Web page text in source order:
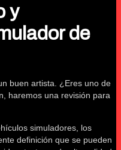
y
de
buen artista. ¿Eres uno de
haremos una revisión para
simuladores, los
definición que se pueden